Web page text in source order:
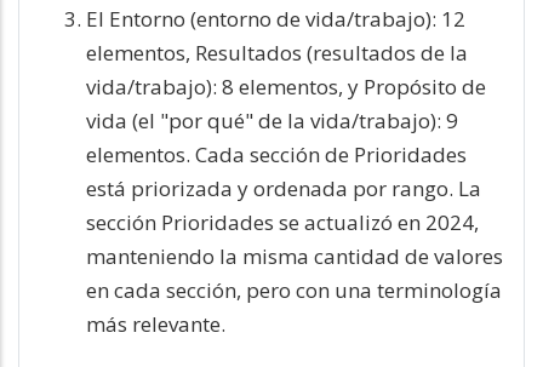
El Entorno (entorno de vida/trabajo): 12
elementos, Resultados (resultados de la
vida/trabajo): 8 elementos, y Propósito de
vida (el "por qué" de la vida/trabajo): 9
elementos. Cada sección de Prioridades
está priorizada y ordenada por rango. La
sección Prioridades se actualizó en 2024,
manteniendo la misma cantidad de valores
en cada sección, pero con una terminología
más relevante.